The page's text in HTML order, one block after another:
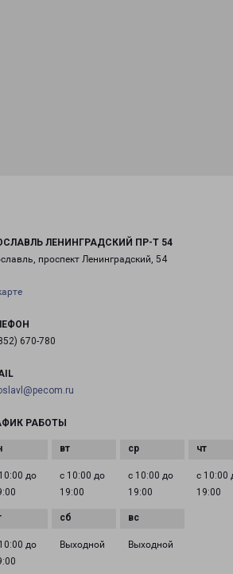
ЛЕНИНГРАДСКИЙ ПР-Т 54
проспект Ленинградский, 54
670-780
РАБОТЫ
до
с 10:00 до
19:00
с 10:00 до
19:00
с 10:00
19:00
до
Выходной Выходной